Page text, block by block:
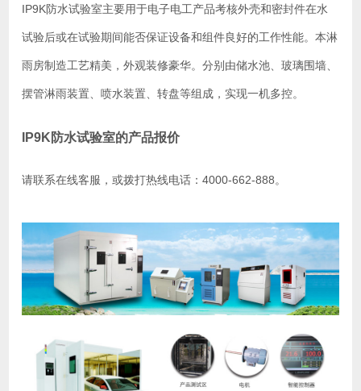
IP9K防水试验室主要用于电子电工产品考核外壳和密封件在水
试验后或在试验期间能否保证设备和组件良好的工作性能。本淋
雨房制造工艺精美，外观装修豪华。分别由储水池、玻璃围墙、
摆管淋雨装置、喷水装置、转盘等组成，实现一机多控。
IP9K防水试验室的产品报价
请联系在线客服，或拨打热线电话：4000-662-888。